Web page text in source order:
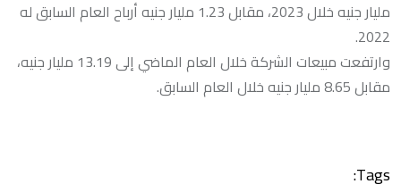
مليار جنيه خلال 2023، مقابل 1.23 مليار جنيه أرباح العام السابق له
2022.
وارتفعت مبيعات الشركة خلال العام الماضي إلى 13.19 مليار جنيه،
مقابل 8.65 مليار جنيه خلال العام السابق.
Tags: